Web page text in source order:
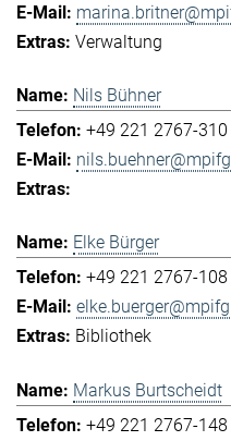
Verwaltung
Nils Bühner
+49 221 2767-310
Elke Bürger
+49 221 2767-108
Bibliothek
Markus Burtscheidt
+49 221 2767-148